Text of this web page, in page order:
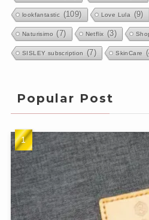
lookfantastic (109) Love Lula (9)
Naturisimo (7) Netflix (3)
SISLEY subscription (7) SkinCare
Popular Post